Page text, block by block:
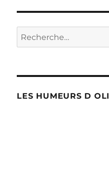
Recherche
pour :
LES HUMEURS D OLI